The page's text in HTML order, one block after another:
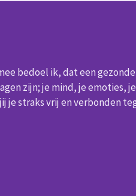
bedoel ik, dat een
zijn; je mind, je emoties,
straks vrij en verbonden